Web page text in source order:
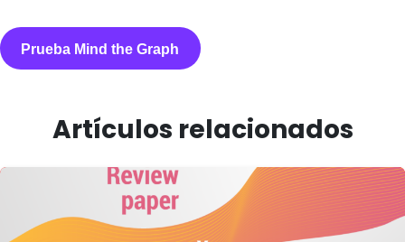
Prueba Mind the Graph
Artículos relacionados